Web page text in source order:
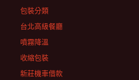
包裝分類
台北高級餐廳
噴霧降溫
收縮包裝
新莊機車借款